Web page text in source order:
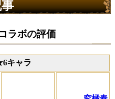
ラボの評価
キャラ